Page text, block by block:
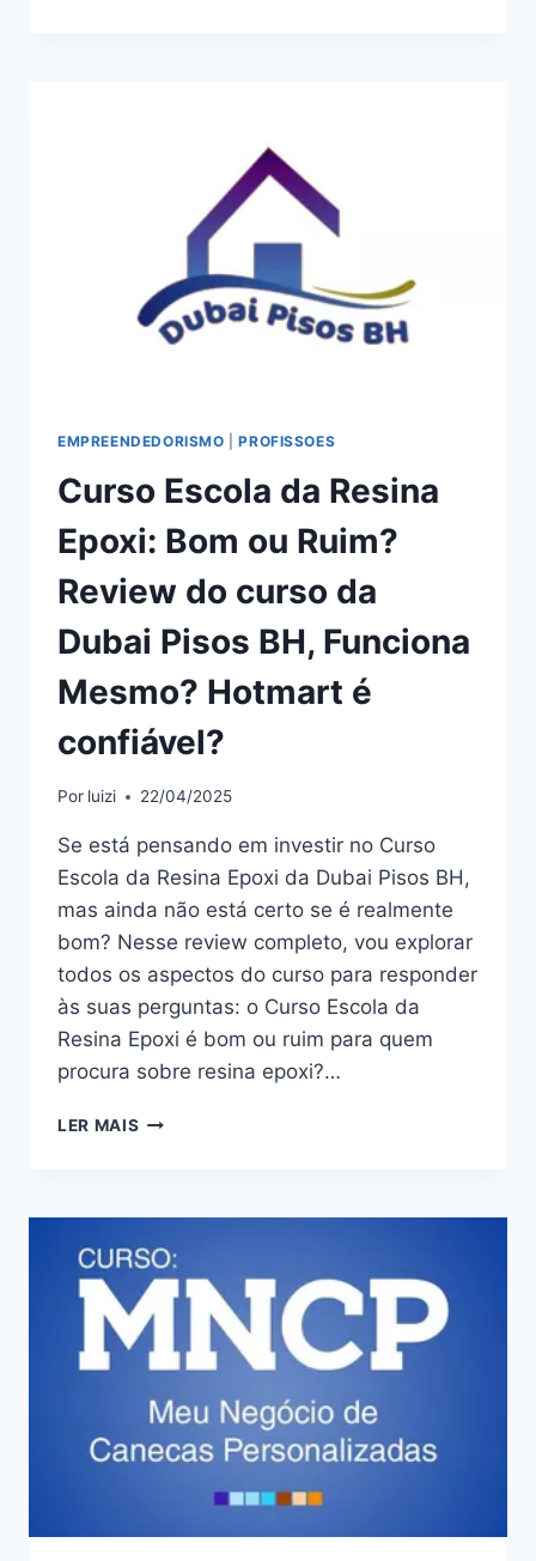
PILATES:
RUIM?
REVIEW
DO
PILATES,
MESMO?
É
EMPREENDEDORISMO |PROFISSOES
Curso Escola da Resina
Epoxi: Bom ou Ruim?
Review do curso da
Dubai Pisos BH, Funciona
Mesmo? Hotmart é
confiável?
Por luizi 22/04/2025
Se está pensando em investir no Curso
Escola da Resina Epoxi da Dubai Pisos BH,
mas ainda não está certo se é realmente
bom? Nesse review completo, vou explorar
todos os aspectos do curso para responder
às suas perguntas: o Curso Escola da
Resina Epoxi é bom ou ruim para quem
procura sobre resina epoxi?…
LER MAIS CURSO
EPOXI:
BOM
OU
RUIM?
REVIEW
CURSO
DA
DUBAI
PISOS
FUNCIONA